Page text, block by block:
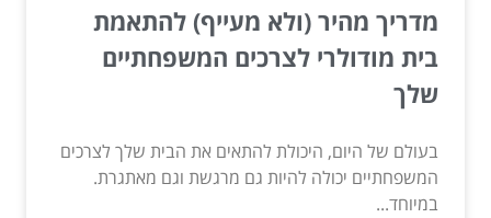
מדריך מהיר (ולא מעייף) להתאמת
בית מודולרי לצרכים המשפחתיים
שלך
בעולם של היום, היכולת להתאים את הבית שלך לצרכים
המשפחתיים יכולה להיות גם מרגשת וגם מאתגרת.
במיוחד...